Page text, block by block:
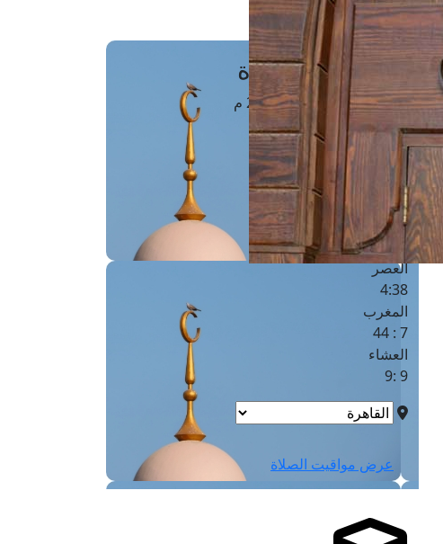
الفتوى الهاتفية
مَواقِيتُ الصَّـــلاة
القاهرة · 07 أغسطس 2026 م
الفجر
4 :41
الشروق
6 :17
الظهر
العصر
4:38
المغرب
7 : 44
العشاء
9 :9
عرض مواقيت الصلاة